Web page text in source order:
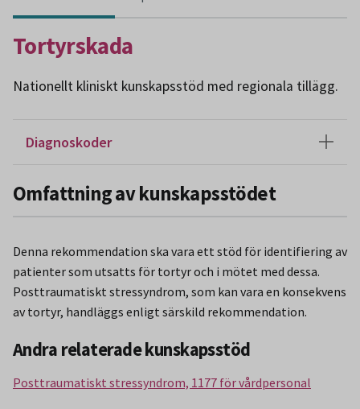
Tortyrskada
Nationellt kliniskt kunskapsstöd med regionala tillägg.
Diagnoskoder
Omfattning av kunskapsstödet
Denna rekommendation ska vara ett stöd för identifiering av
patienter som utsatts för tortyr och i mötet med dessa.
Posttraumatiskt stressyndrom, som kan vara en konsekvens
av tortyr, handläggs enligt särskild rekommendation.
Andra relaterade kunskapsstöd
Posttraumatiskt stressyndrom, 1177 för vårdpersonal